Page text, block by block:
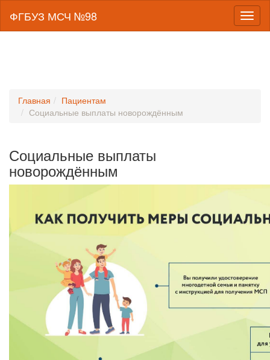
ФГБУЗ МСЧ №98
Главная
Пациентам
Социальные выплаты новорождённым
Социальные выплаты
новорождённым